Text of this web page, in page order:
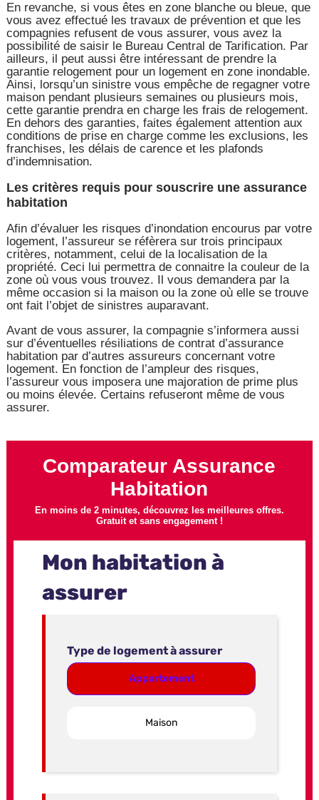
En revanche, si vous êtes en zone blanche ou bleue, que
vous avez effectué les travaux de prévention et que les
compagnies refusent de vous assurer, vous avez la
possibilité de saisir le Bureau Central de Tarification. Par
ailleurs, il peut aussi être intéressant de prendre la
garantie relogement pour un logement en zone inondable.
Ainsi, lorsqu’un sinistre vous empêche de regagner votre
maison pendant plusieurs semaines ou plusieurs mois,
cette garantie prendra en charge les frais de relogement.
En dehors des garanties, faites également attention aux
conditions de prise en charge comme les exclusions, les
franchises, les délais de carence et les plafonds
d’indemnisation.
Les critères requis pour souscrire une assurance
habitation
Afin d’évaluer les risques d’inondation encourus par votre
logement, l’assureur se réfèrera sur trois principaux
critères, notamment, celui de la localisation de la
propriété. Ceci lui permettra de connaitre la couleur de la
zone où vous vous trouvez. Il vous demandera par la
même occasion si la maison ou la zone où elle se trouve
ont fait l’objet de sinistres auparavant.
Avant de vous assurer, la compagnie s’informera aussi
sur d’éventuelles résiliations de contrat d’assurance
habitation par d’autres assureurs concernant votre
logement. En fonction de l’ampleur des risques,
l’assureur vous imposera une majoration de prime plus
ou moins élevée. Certains refuseront même de vous
assurer.
Comparateur Assurance
Habitation
En moins de 2 minutes, découvrez les meilleures offres.
Gratuit et sans engagement !